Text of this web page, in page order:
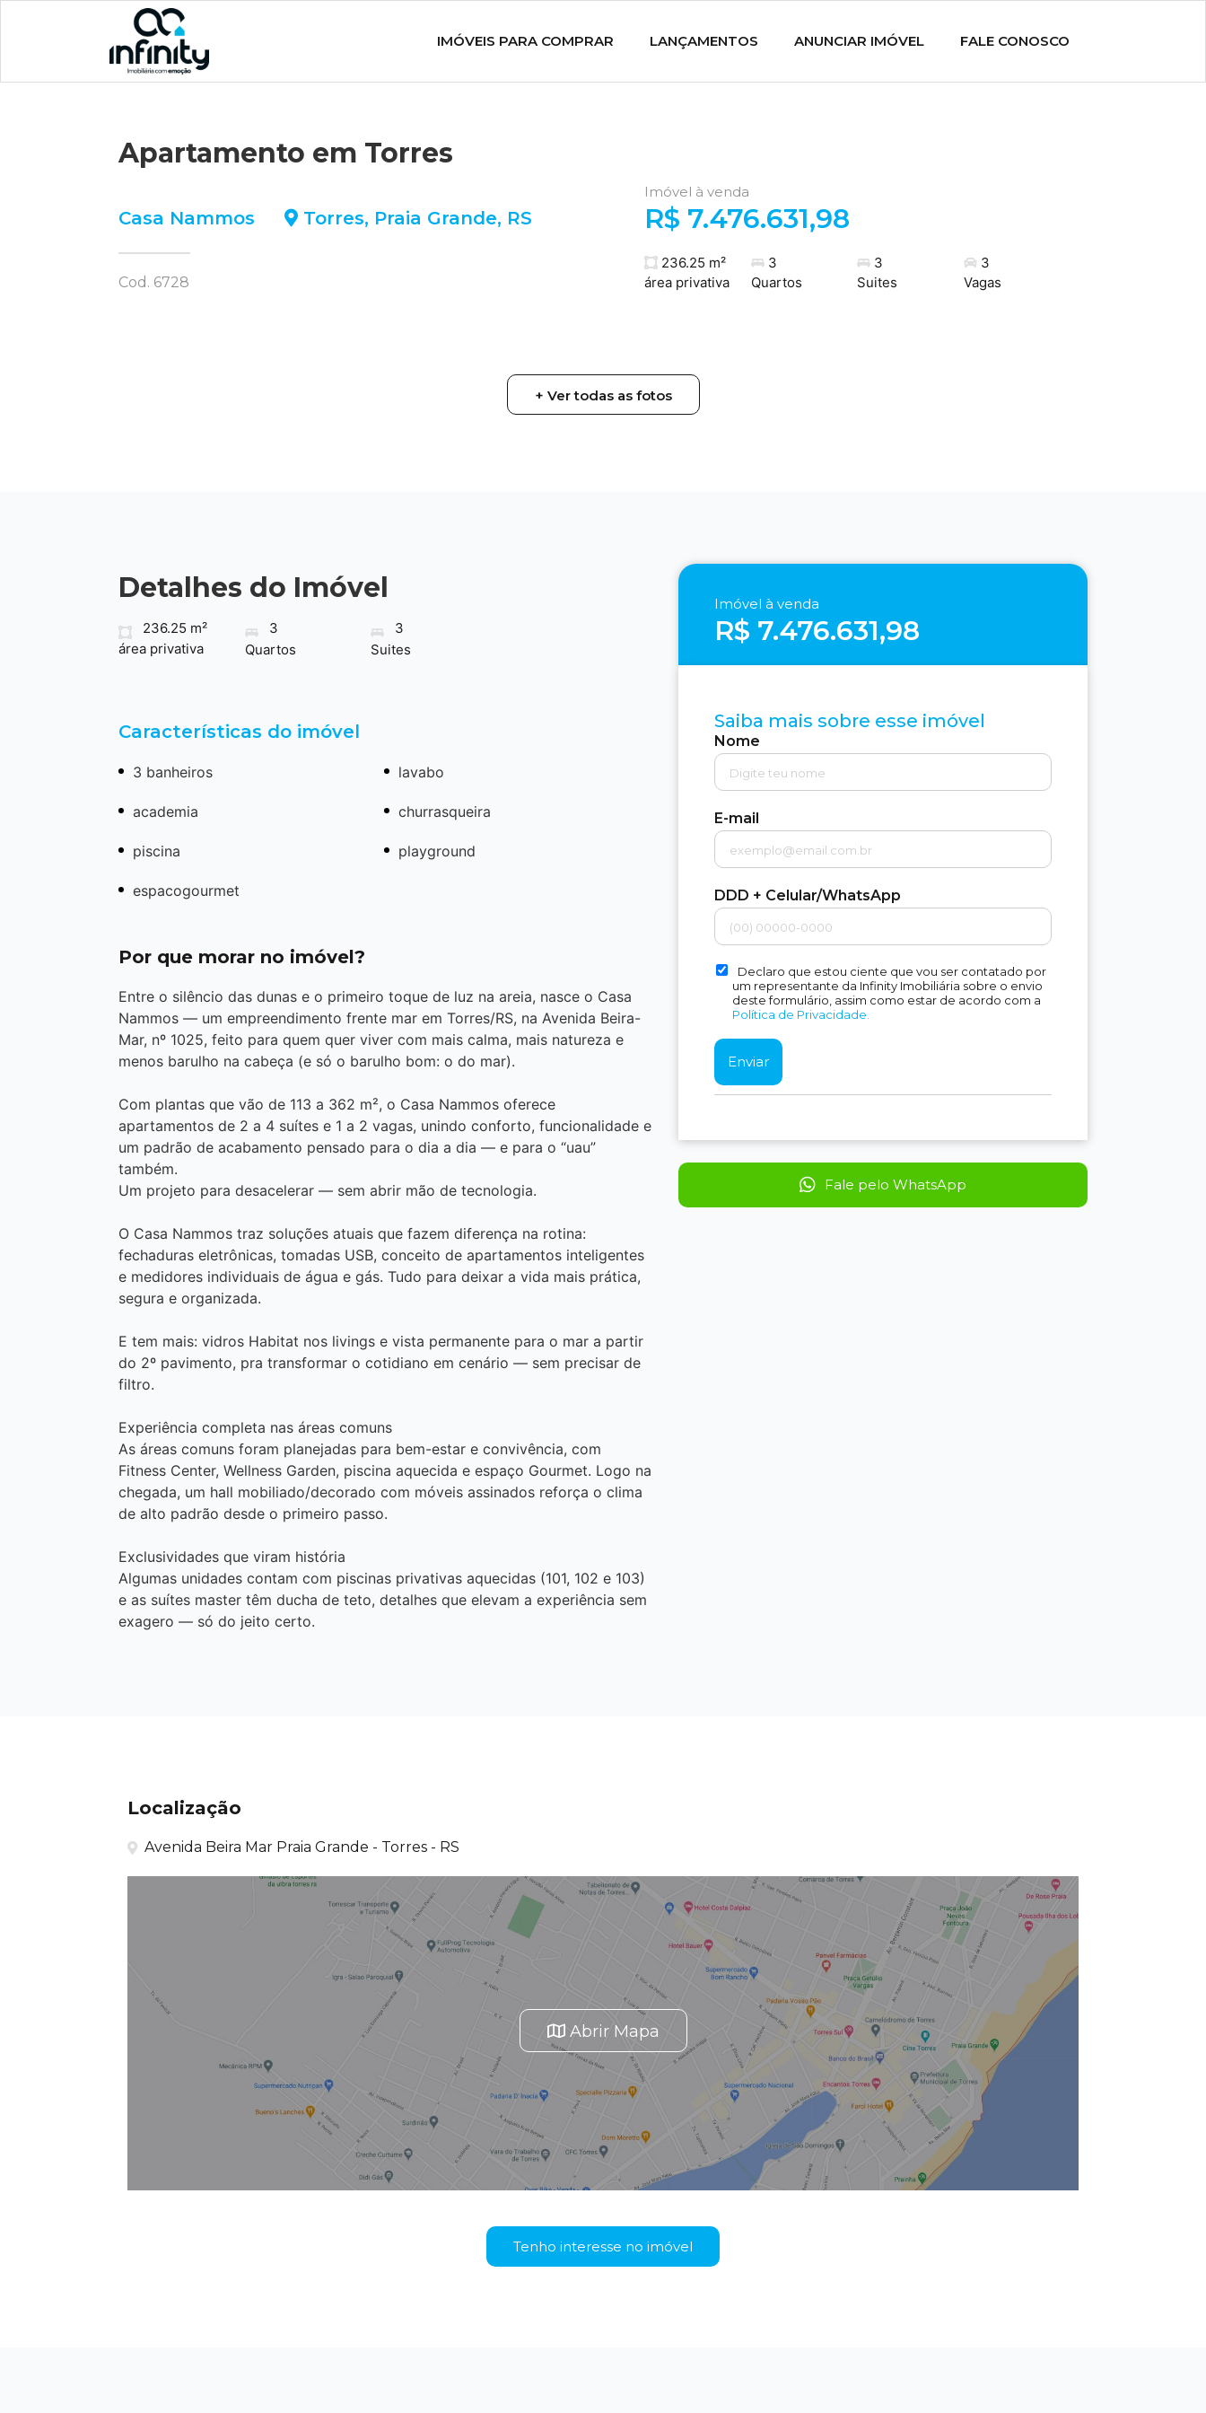
IMÓVEIS PARA COMPRAR LANÇAMENTOS ANUNCIAR IMÓVEL FALE CONOSCO
Apartamento em Torres
Casa Nammos Torres, Praia Grande, RS
Cod. 6728
Imóvel à venda
R$ 7.476.631,98
236.25 m²
área privativa
3
Quartos
3
Suites
3
Vagas
+ Ver todas as fotos
Detalhes do Imóvel
236.25 m²
área privativa
3
Quartos
3
Suites
Características do imóvel
3 banheiros lavabo
academia churrasqueira
piscina playground
espacogourmet
Por que morar no imóvel?
Entre o silêncio das dunas e o primeiro toque de luz na areia, nasce o Casa
Nammos — um empreendimento frente mar em Torres/RS, na Avenida Beira-
Mar, nº 1025, feito para quem quer viver com mais calma, mais natureza e
menos barulho na cabeça (e só o barulho bom: o do mar).
Com plantas que vão de 113 a 362 m², o Casa Nammos oferece
apartamentos de 2 a 4 suítes e 1 a 2 vagas, unindo conforto, funcionalidade e
um padrão de acabamento pensado para o dia a dia — e para o “uau”
também.
Um projeto para desacelerar — sem abrir mão de tecnologia.
O Casa Nammos traz soluções atuais que fazem diferença na rotina:
fechaduras eletrônicas, tomadas USB, conceito de apartamentos inteligentes
e medidores individuais de água e gás. Tudo para deixar a vida mais prática,
segura e organizada.
E tem mais: vidros Habitat nos livings e vista permanente para o mar a partir
do 2º pavimento, pra transformar o cotidiano em cenário — sem precisar de
filtro.
Experiência completa nas áreas comuns
As áreas comuns foram planejadas para bem-estar e convivência, com
Fitness Center, Wellness Garden, piscina aquecida e espaço Gourmet. Logo na
chegada, um hall mobiliado/decorado com móveis assinados reforça o clima
de alto padrão desde o primeiro passo.
Exclusividades que viram história
Algumas unidades contam com piscinas privativas aquecidas (101, 102 e 103)
e as suítes master têm ducha de teto, detalhes que elevam a experiência sem
exagero — só do jeito certo.
Imóvel à venda
R$ 7.476.631,98
Saiba mais sobre esse imóvel
Nome
E-mail
DDD + Celular/WhatsApp
Declaro que estou ciente que vou ser contatado por
um representante da Infinity Imobiliária sobre o envio
deste formulário, assim como estar de acordo com a
Política de Privacidade.
Fale pelo WhatsApp
Localização
Avenida Beira Mar Praia Grande - Torres - RS
Abrir Mapa
Tenho interesse no imóvel